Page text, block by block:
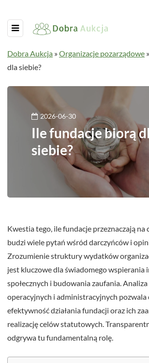
Dobra Aukcja »Organizacje pozarządowe »
dla siebie?
2026-06-30
Ile fundacje biorą
siebie?
Kwestia tego, ile fundacje przeznaczają na
budzi wiele pytań wśród darczyńców i
Zrozumienie struktury wydatków
jest kluczowe dla świadomego wspierania
społecznych i budowania zaufania.
operacyjnych i administracyjnych pozwala
efektywność działania fundacji oraz ich
realizację celów statutowych.
odgrywa tu fundamentalną rolę.